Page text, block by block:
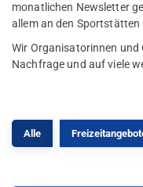
monatlichen Newsletter
allem an den Sportstätten
Wir Organisatorinnen und
Nachfrage und auf viele
Alle